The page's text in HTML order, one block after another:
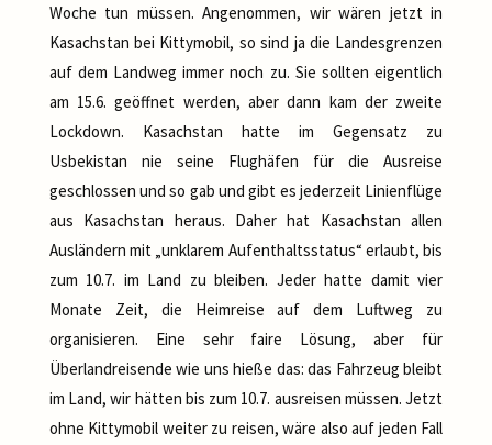
Woche tun müssen. Angenommen, wir wären jetzt in
Kasachstan bei Kittymobil, so sind ja die Landesgrenzen
auf dem Landweg immer noch zu. Sie sollten eigentlich
am 15.6. geöffnet werden, aber dann kam der zweite
Lockdown. Kasachstan hatte im Gegensatz zu
Usbekistan nie seine Flughäfen für die Ausreise
geschlossen und so gab und gibt es jederzeit Linienflüge
aus Kasachstan heraus. Daher hat Kasachstan allen
Ausländern mit „unklarem Aufenthaltsstatus“ erlaubt, bis
zum 10.7. im Land zu bleiben. Jeder hatte damit vier
Monate Zeit, die Heimreise auf dem Luftweg zu
organisieren. Eine sehr faire Lösung, aber für
Überlandreisende wie uns hieße das: das Fahrzeug bleibt
im Land, wir hätten bis zum 10.7. ausreisen müssen. Jetzt
ohne Kittymobil weiter zu reisen, wäre also auf jeden Fall